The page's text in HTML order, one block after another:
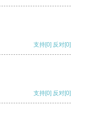
支持[0] 反对[0]
支持[0] 反对[0]